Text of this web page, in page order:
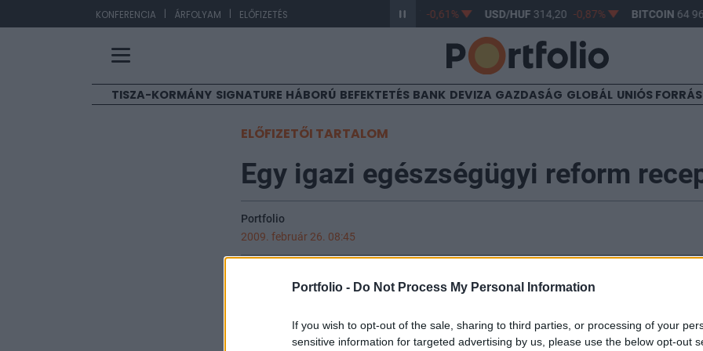
Portfolio - Do Not Process My Personal Information
If you wish to opt-out of the sale, sharing to third parties, or processing of your
sensitive information for targeted advertising by us, please use the below opt-out
KONFERENCIA | ÁRFOLYAM | ELŐFIZETÉS 363,17 -0,61% USD/HUF 314,20 -0,87% BITCOIN64
TISZA-KORMÁNY SIGNATURE HÁBORÚ BEFEKTETÉS BANK DEVIZA GAZDASÁG GLOBÁL UNIÓS
ELŐFIZETŐI TARTALOM
Egy igazi egészségügyi reform
Portfolio
2009. február 26. 08:45
Komoly kihívásokkal és akadályokkal terhelt útra lép az, aki a
ki zászlajára. Nemcsak egyes társadalmi rétegek erős ellenállásába
helyesnek vélt irányt is "szakértői" kritikák érhetik. Magyarországon
különböző politikai erők is elismerik), hogy alapvető szerkezeti